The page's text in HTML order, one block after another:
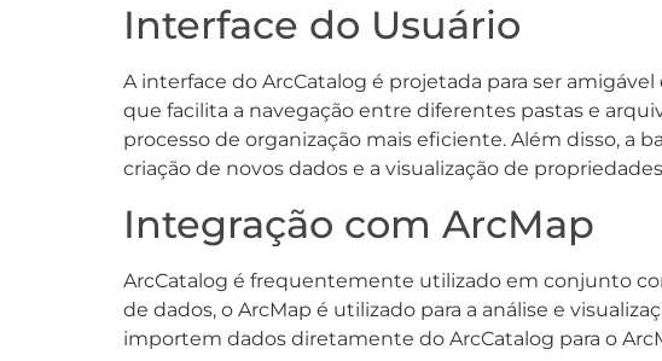
Interface do Usuário
A interface do ArcCatalog é projetada para ser
que facilita a navegação entre diferentes pastas e
processo de organização mais eficiente. Além disso, a
criação de novos dados e a visualização de
Integração com ArcMap
ArcCatalog é frequentemente utilizado em conjunto
de dados, o ArcMap é utilizado para a análise e
importem dados diretamente do ArcCatalog para o